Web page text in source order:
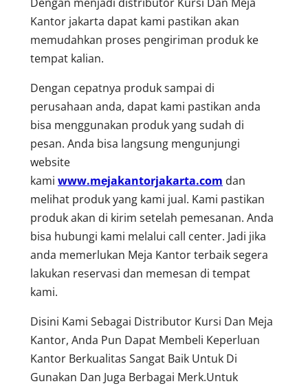
Kantor jakarta dapat kami pastikan akan
memudahkan proses pengiriman produk ke
tempat kalian.
Dengan cepatnya produk sampai di
perusahaan anda, dapat kami pastikan anda
bisa menggunakan produk yang sudah di
pesan. Anda bisa langsung mengunjungi
website
kami www.mejakantorjakarta.com dan
melihat produk yang kami jual. Kami pastikan
produk akan di kirim setelah pemesanan. Anda
bisa hubungi kami melalui call center. Jadi jika
anda memerlukan Meja Kantor terbaik segera
lakukan reservasi dan memesan di tempat
kami.
Disini Kami Sebagai Distributor Kursi Dan Meja
Kantor, Anda Pun Dapat Membeli Keperluan
Kantor Berkualitas Sangat Baik Untuk Di
Gunakan Dan Juga Berbagai Merk.Untuk